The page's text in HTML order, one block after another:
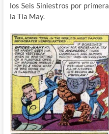
los Seis Siniestros por
la Tía May.